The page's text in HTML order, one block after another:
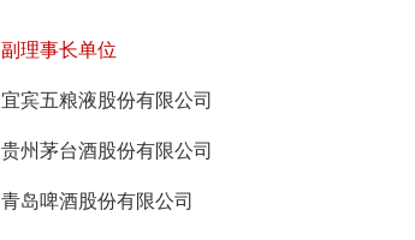
副理事长单位
宜宾五粮液股份有限公司
贵州茅台酒股份有限公司
青岛啤酒股份有限公司